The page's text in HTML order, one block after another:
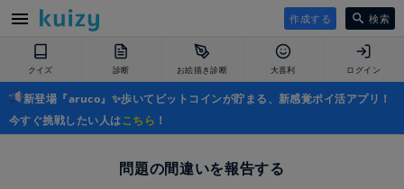
作成する 検索
クイズ 診断 お絵描き診断 大喜利 ログイン
新登場『aruco』✨歩いてビットコインが貯まる、新感覚ポイ活アプリ！
今すぐ挑戦したい人はこちら ！
問題の間違いを報告する